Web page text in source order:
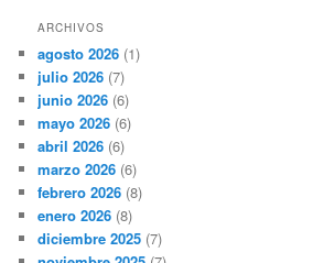
ARCHIVOS
agosto 2026 (1)
julio 2026 (7)
junio 2026 (6)
mayo 2026 (6)
abril 2026 (6)
marzo 2026 (6)
febrero 2026 (8)
enero 2026 (8)
diciembre 2025 (7)